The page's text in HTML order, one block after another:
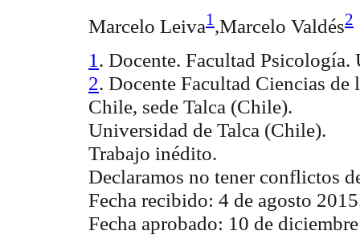
Marcelo Leiva1,Marcelo Valdés2
1 . Docente. Facultad
2. Docente Facultad Ciencias
Chile, sede Talca (Chile).
Universidad de Talca (Chile).
Trabajo inédito.
Declaramos no tener conflictos
Fecha recibido: 4 de agosto
Fecha aprobado: 10 de